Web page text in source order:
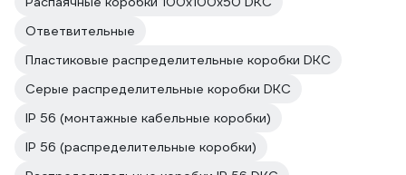
Ответвительные
Пластиковые распределительные коробки DKC
Серые распределительные коробки DKC
IP 56 (монтажные кабельные коробки)
IP 56 (распределительные коробки)